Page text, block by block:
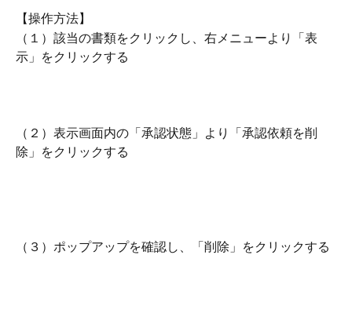
【操作方法】
（１）該当の書類をクリックし、右メニューより「表
示」をクリックする
（２）表示画面内の「承認状態」より「承認依頼を削
除」をクリックする
（３）ポップアップを確認し、「削除」をクリックする